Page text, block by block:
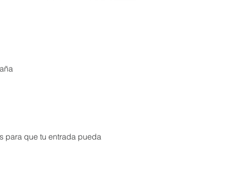
para que tu entrada pueda